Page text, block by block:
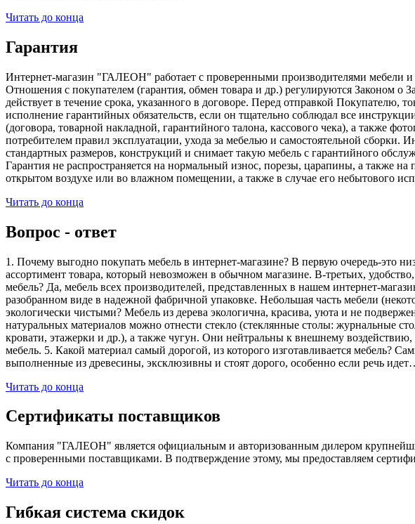
Читать до конца
Гарантия
Интернет-магазин "ГАЛЕОН" работает с проверенными производителями мебели и
Отношения с покупателем (гарантия, обмен товара и др.) регулируются Законом о
действует в течение срока, указанного в договоре. Перед отправкой Покупателю,
исполнение гарантийных обязательств, если он тщательно соблюдал все
(договора, товарной накладной, гарантийного талона, кассового чека), а также
потребителем правил эксплуатации, ухода за мебелью и самостоятельной
стандартных размеров, конструкций и снимает такую мебель с гарантийного
Гарантия не распространяется на нормальный износ, порезы, царапины, а также на
открытом воздухе или во влажном помещении, а также в случае его небытового
Читать до конца
Вопрос - ответ
1. Почему выгодно покупать мебель в интернет-магазине? В первую очередь-это
ассортимент товара, который невозможен в обычном магазине. В-третьих,
мебель? Да, мебель всех производителей, представленных в нашем интернет-
разобранном виде в надежной фабричной упаковке. Небольшая часть мебели
экологически чистыми? Мебель из дерева экологична, красива, уюта и не
натуральных материалов можно отнести стекло (стеклянные столы: журнальные
кровати, этажерки и др.), а также чугун. Они нейтральны к внешнему
мебель. 5. Какой материал самый дорогой, из которого изготавливается мебель?
выполненные из древесины, эксклюзивны и стоят дорого, особенно если речь
Читать до конца
Сертификаты поставщиков
Компания "ГАЛЕОН" является официальным и авторизованным дилером
с проверенными поставщиками. В подтверждение этому, мы предоставляем
Читать до конца
Гибкая система скидок